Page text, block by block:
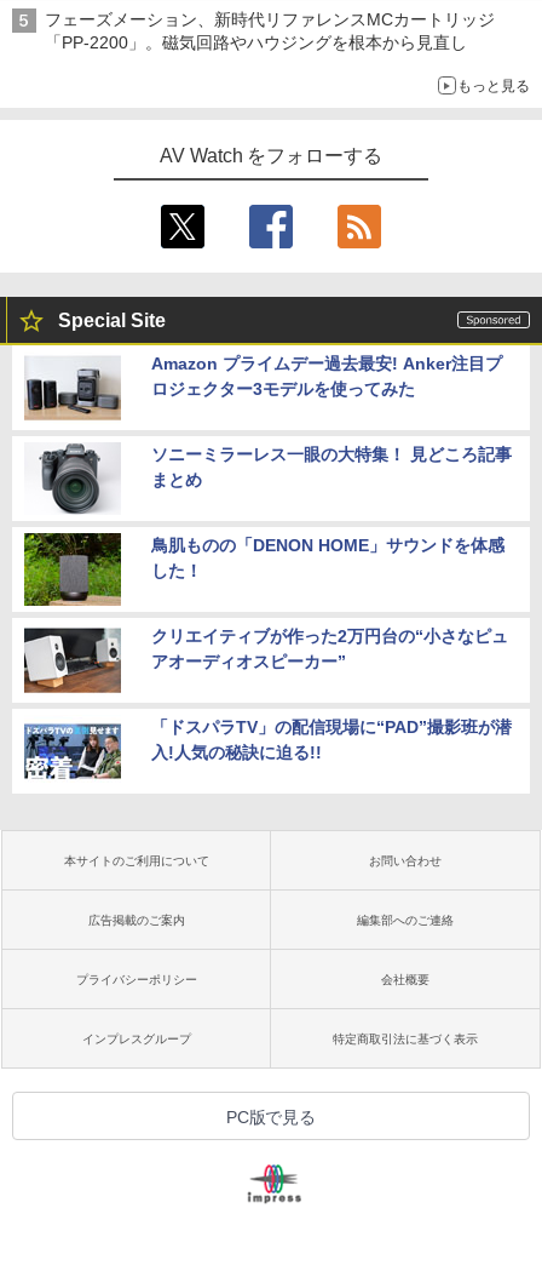
フェーズメーション、新時代リファレンスMCカートリッジ
「PP-2200」。磁気回路やハウジングを根本から見直し
もっと見る
AV Watch をフォローする
Special Site
Amazon プライムデー過去最安! Anker注目プ
ロジェクター3モデルを使ってみた
ソニーミラーレス一眼の大特集！ 見どころ記事
まとめ
鳥肌ものの「DENON HOME」サウンドを体感
した！
クリエイティブが作った2万円台の“小さなピュ
アオーディオスピーカー”
「ドスパラTV」の配信現場に“PAD”撮影班が潜
入!人気の秘訣に迫る!!
本サイトのご利用について お問い合わせ
広告掲載のご案内 編集部へのご連絡
プライバシーポリシー 会社概要
インプレスグループ 特定商取引法に基づく表示
PC版で見る